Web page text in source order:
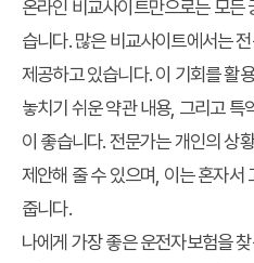
온라인 비교사이트만으로는 모든
습니다. 많은 비교사이트에서는
제공하고 있습니다. 이 기회를 활
놓치기 쉬운 약관 내용, 그리고 특
이 좋습니다. 전문가는 개인의 상
제안해 줄 수 있으며, 이는 혼자서
줍니다.
나에게 가장 좋은 운전자보험을